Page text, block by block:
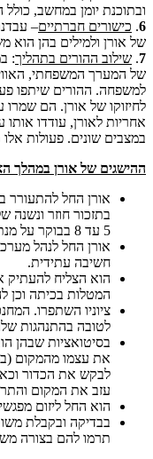
ובתוכנת יומן במחשב,
6
. כישורים חברתיים–
של אורן ולמילים בהן הוא
7
. שילוב ההורים בתהליך:
של המערך המשפחתי,
למשפחה. ההורים שיתפו
לחיזוקו של אורן. הם
אחריות לאורן, עודדו
במצבים שונים. פעולות אלו
ההישגים של אורן במהלך
אורן החל להתעורר
בתזכור חוזר ונשנה
5 עד 8 בבוקר על מנת לתזכר לזרז אותו)
אורן החל לנהל
חשיבה עתידית.
הוא הצליח
המטלות בכיתה וכן
ציוניו השתפרו.
לטובה בהתנהגות
בסיטואציות שבהן
את עצמו מהמקום
לבקש את הכדור
עזב את המקום
הוא החל ליזום
בבדיקה ובקבלת
תרמו להם בצורה